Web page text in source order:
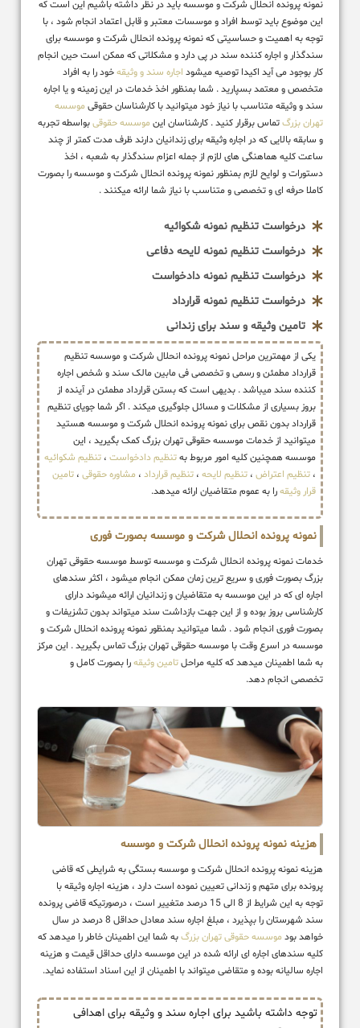
نمونه پرونده انحلال شرکت و موسسه باید در نظر داشته باشیم این است که
این موضوع باید توسط افراد و موسسات معتبر و قابل اعتماد انجام شود ، با
توجه به اهمیت و حساسیتی که نمونه پرونده انحلال شرکت و موسسه برای
سندگذار و اجاره کننده سند در پی دارد و مشکلاتی که ممکن است حین انجام
کار بوجود می آید اکیدا توصیه میشود اجاره سند و وثیقهخود را به افراد
متخصص و معتمد بسپارید . شما بمنظور اخذ خدمات در این زمینه و یا اجاره
سند و وثیقه متناسب با نیاز خود میتوانید با کارشناسان حقوقی موسسه
تهران بزرگتماس برقرار کنید . کارشناسان این موسسه حقوقیبواسطه تجربه
و سابقه بالایی که در اجاره وثیقه برای زندانیان دارند ظرف مدت کمتر از چند
ساعت کلیه هماهنگی های لازم از جمله اعزام سندگذار به شعبه ، اخذ
دستورات و لوایح لازم بمنظور نمونه پرونده انحلال شرکت و موسسه را بصورت
کاملا حرفه ای و تخصصی و متناسب با نیاز شما ارائه میکنند .
درخواست تنظیم نمونه شکوائیه
درخواست تنظیم نمونه لایحه دفاعی
درخواست تنظیم نمونه دادخواست
درخواست تنظیم نمونه قرارداد
تامین وثیقه و سند برای زندانی
یکی از مهمترین مراحل نمونه پرونده انحلال شرکت و موسسه تنظیم
قرارداد مطمئن و رسمی و تخصصی فی مابین مالک سند و شخص اجاره
کننده سند میباشد . بدیهی است که بستن قرارداد مطمئن در آینده از
بروز بسیاری از مشکلات و مسائل جلوگیری میکند . اگر شما جویای تنظیم
قرارداد بدون نقص برای نمونه پرونده انحلال شرکت و موسسه هستید
میتوانید از خدمات موسسه حقوقی تهران بزرگ کمک بگیرید ، این
موسسه همچنین کلیه امور مربوط بهتنظیم دادخواست ، تنظیم شکوائیه
، تنظیم اعتراض ، تنظیم لایحه ، تنظیم قرارداد ، مشاوره حقوقی ، تامین
قرار وثیقهرا به عموم متقاضیان ارائه میدهد.
نمونه پرونده انحلال شرکت و موسسه بصورت فوری
خدمات نمونه پرونده انحلال شرکت و موسسه توسط موسسه حقوقی تهران
بزرگ بصورت فوری و سریع ترین زمان ممکن انجام میشود ، اکثر سندهای
اجاره ای که در این موسسه به متقاضیان و زندانیان ارائه میشوند دارای
کارشناسی بروز بوده و از این جهت بازداشت سند میتواند بدون تشزیفات و
بصورت فوری انجام شود . شما میتوانید بمنظور نمونه پرونده انحلال شرکت و
موسسه در اسرع وقت با موسسه حقوقی تهران بزرگ تماس بگیرید . این مرکز
به شما اطمینان میدهد که کلیه مراحلتامین وثیقهرا بصورت کامل و
تخصصی انجام دهد.
هزینه نمونه پرونده انحلال شرکت و موسسه
هزینه نمونه پرونده انحلال شرکت و موسسه بستگی به شرایطی که قاضی
پرونده برای متهم و زندانی تعیین نموده است دارد ، هزینه اجاره وثیقه با
توجه به این شرایط از 8 الی 15 درصد متغییر است ، درصورتیکه قاضی پرونده
سند شهرستان را بپذیرد ، مبلغ اجاره سند معادل حداقل 8 درصد در سال
خواهد بود موسسه حقوقی تهران بزرگبه شما این اطمینان خاطر را میدهد که
کلیه سندهای اجاره ای ارائه شده در این موسسه دارای حداقل قیمت و هزینه
اجاره سالیانه بوده و متقاضی میتواند با اطمینان از این اسناد استفاده نماید.
توجه داشته باشید برای اجاره سند و وثیقه برای اهدافی